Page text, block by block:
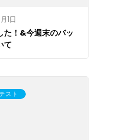
1日
た！&今週末のバッ
て
スト